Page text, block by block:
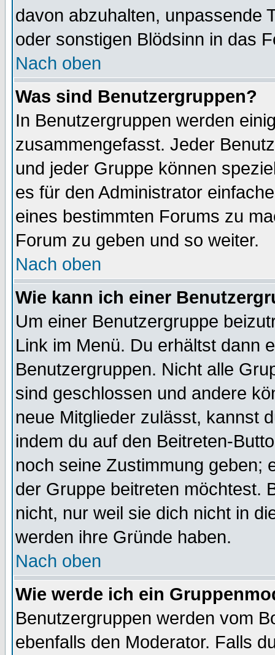
davon abzuhalten, unpassende
oder sonstigen Blödsinn in das
Nach oben
Was sind Benutzergruppen?
In Benutzergruppen werden
zusammengefasst. Jeder
und jeder Gruppe können
es für den Administrator
eines bestimmten Forums zu
Forum zu geben und so weiter.
Nach oben
Wie kann ich einer
Um einer Benutzergruppe
Link im Menü. Du erhältst dann
Benutzergruppen. Nicht alle
sind geschlossen und andere
neue Mitglieder zulässt, kannst
indem du auf den Beitreten-
noch seine Zustimmung geben;
der Gruppe beitreten möchtest.
nicht, nur weil sie dich nicht in
werden ihre Gründe haben.
Nach oben
Wie werde ich ein
Benutzergruppen werden vom
ebenfalls den Moderator. Falls